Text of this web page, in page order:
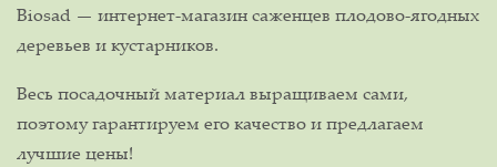
Biosad — интернет-магазин саженцев плодово-ягодных
деревьев и кустарников.
Весь посадочный материал выращиваем сами,
поэтому гарантируем его качество и предлагаем
лучшие цены!